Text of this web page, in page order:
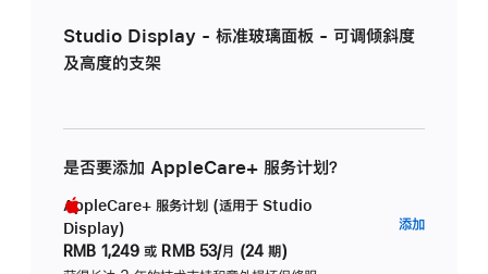
Studio Display - 标准玻璃面板 - 可调倾斜度
及高度的支架
是否要添加 AppleCare+ 服务计划？
AppleCare+ 服务计划 (适用于 Studio
Display)
RMB 1,249 或 RMB 53/月 (24 期)
添加